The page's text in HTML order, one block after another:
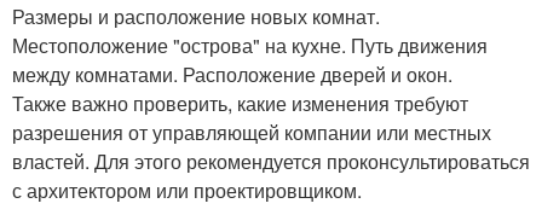
Размеры и расположение новых комнат.
Местоположение "острова" на кухне. Путь движения
между комнатами. Расположение дверей и окон.
Также важно проверить, какие изменения требуют
разрешения от управляющей компании или местных
властей. Для этого рекомендуется проконсультироваться
с архитектором или проектировщиком.